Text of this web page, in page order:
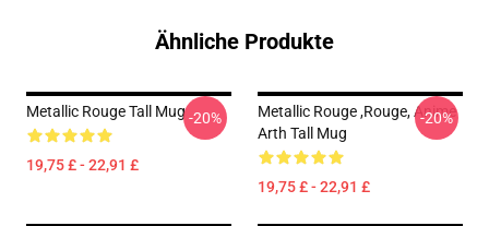
Ähnliche Produkte
Metallic Rouge Tall Mug
19,75 £ - 22,91 £
-20%
Metallic Rouge ,rouge, Anime
Arth Tall Mug
19,75 £ - 22,91 £
-20%